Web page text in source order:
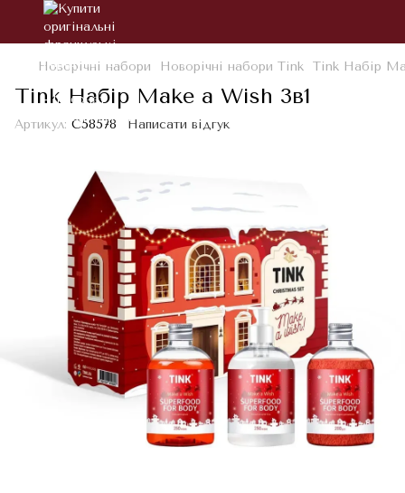
Новорічні набори Новорічні набори Tink Tink Набір
Tink Набір Make a Wish 3в1
Артикул: С58578 Написати відгук